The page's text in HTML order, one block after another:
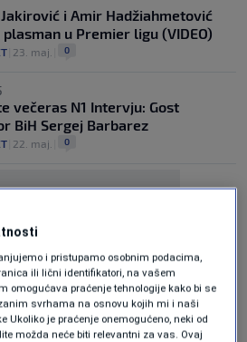
i Amir Hadžiahmetović
u Premier ligu (VIDEO)
23. maj. 0
večeras N1 Intervju: Gost
BiH Sergej Barbarez
22. maj. 0
Oglas
i pristupamo osobnim podacima,
ili lični identifikatori, na vašem
omogućava praćenje tehnologije kako bi se
svrhama na osnovu kojih mi i naši
Ukoliko je praćenje onemogućeno, neki od
možda neće biti relevantni za vas. Ovaj